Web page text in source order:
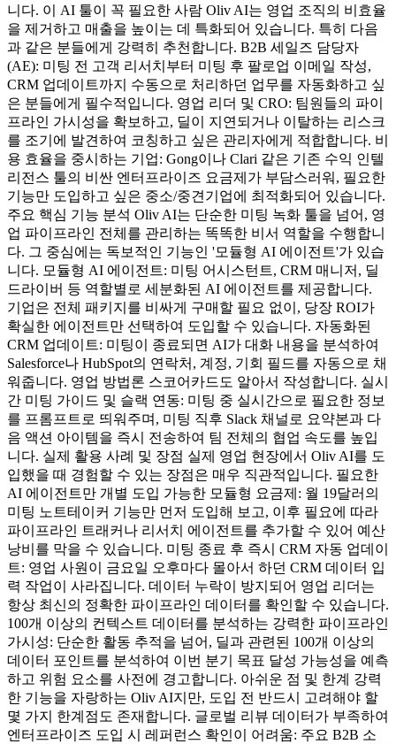
니다. 이 AI 툴이 꼭 필요한 사람 Oliv AI는 영업 조직의 비효율
을 제거하고 매출을 높이는 데 특화되어 있습니다. 특히 다음
과 같은 분들에게 강력히 추천합니다. B2B 세일즈 담당자
(AE): 미팅 전 고객 리서치부터 미팅 후 팔로업 이메일 작성,
CRM 업데이트까지 수동으로 처리하던 업무를 자동화하고 싶
은 분들에게 필수적입니다. 영업 리더 및 CRO: 팀원들의 파이
프라인 가시성을 확보하고, 딜이 지연되거나 이탈하는 리스크
를 조기에 발견하여 코칭하고 싶은 관리자에게 적합합니다. 비
용 효율을 중시하는 기업: Gong이나 Clari 같은 기존 수익 인텔
리전스 툴의 비싼 엔터프라이즈 요금제가 부담스러워, 필요한
기능만 도입하고 싶은 중소/중견기업에 최적화되어 있습니다.
주요 핵심 기능 분석 Oliv AI는 단순한 미팅 녹화 툴을 넘어, 영
업 파이프라인 전체를 관리하는 똑똑한 비서 역할을 수행합니
다. 그 중심에는 독보적인 기능인 '모듈형 AI 에이전트'가 있습
니다. 모듈형 AI 에이전트: 미팅 어시스턴트, CRM 매니저, 딜
드라이버 등 역할별로 세분화된 AI 에이전트를 제공합니다.
기업은 전체 패키지를 비싸게 구매할 필요 없이, 당장 ROI가
확실한 에이전트만 선택하여 도입할 수 있습니다. 자동화된
CRM 업데이트: 미팅이 종료되면 AI가 대화 내용을 분석하여
Salesforce나 HubSpot의 연락처, 계정, 기회 필드를 자동으로 채
워줍니다. 영업 방법론 스코어카드도 알아서 작성합니다. 실시
간 미팅 가이드 및 슬랙 연동: 미팅 중 실시간으로 필요한 정보
를 프롬프트로 띄워주며, 미팅 직후 Slack 채널로 요약본과 다
음 액션 아이템을 즉시 전송하여 팀 전체의 협업 속도를 높입
니다. 실제 활용 사례 및 장점 실제 영업 현장에서 Oliv AI를 도
입했을 때 경험할 수 있는 장점은 매우 직관적입니다. 필요한
AI 에이전트만 개별 도입 가능한 모듈형 요금제: 월 19달러의
미팅 노트테이커 기능만 먼저 도입해 보고, 이후 필요에 따라
파이프라인 트래커나 리서치 에이전트를 추가할 수 있어 예산
낭비를 막을 수 있습니다. 미팅 종료 후 즉시 CRM 자동 업데이
트: 영업 사원이 금요일 오후마다 몰아서 하던 CRM 데이터 입
력 작업이 사라집니다. 데이터 누락이 방지되어 영업 리더는
항상 최신의 정확한 파이프라인 데이터를 확인할 수 있습니다.
100개 이상의 컨텍스트 데이터를 분석하는 강력한 파이프라인
가시성: 단순한 활동 추적을 넘어, 딜과 관련된 100개 이상의
데이터 포인트를 분석하여 이번 분기 목표 달성 가능성을 예측
하고 위험 요소를 사전에 경고합니다. 아쉬운 점 및 한계 강력
한 기능을 자랑하는 Oliv AI지만, 도입 전 반드시 고려해야 할
몇 가지 한계점도 존재합니다. 글로벌 리뷰 데이터가 부족하여
엔터프라이즈 도입 시 레퍼런스 확인이 어려움: 주요 B2B 소